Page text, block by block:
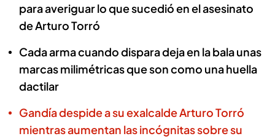
para averiguar lo que sucedió en el asesinato
de Arturo Torró
Cada arma cuando dispara deja en la bala unas
marcas milimétricas que son como una huella
dactilar
Gandía despide a su exalcalde Arturo Torró
mientras aumentan las incógnitas sobre su